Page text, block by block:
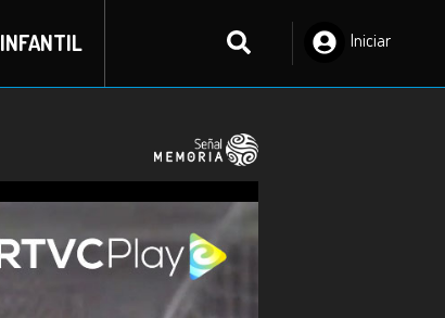
INFANTIL
Iniciar